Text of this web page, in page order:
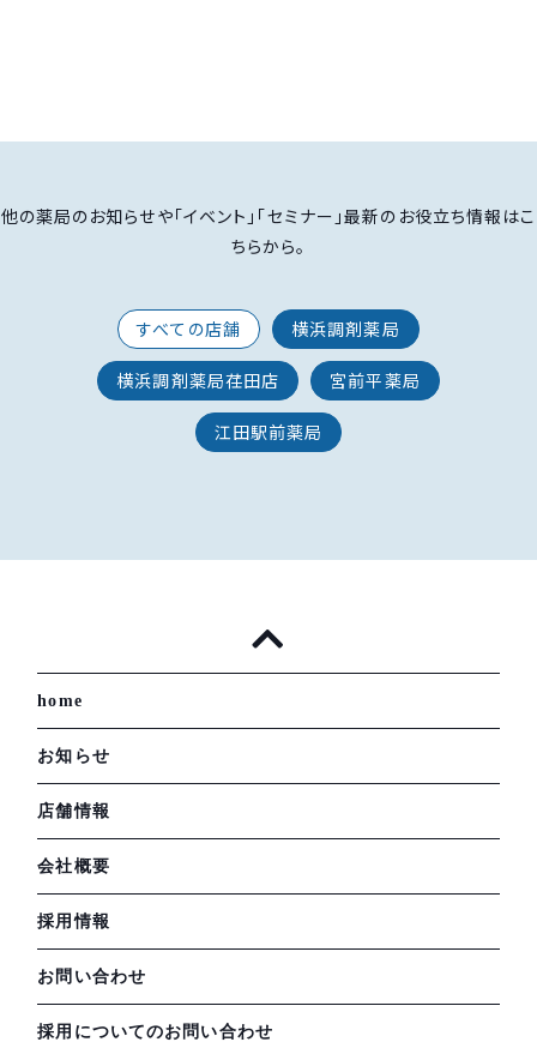
他の薬局のお知らせや「イベント」「セミナー」最新のお役立ち情報はこ
ちらから。
すべての店舗 横浜調剤薬局
横浜調剤薬局荏田店 宮前平薬局
江田駅前薬局
home
お知らせ
店舗情報
会社概要
採用情報
お問い合わせ
採用についてのお問い合わせ